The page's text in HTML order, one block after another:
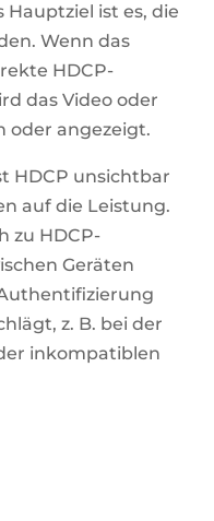
ist es, die
Wenn das
HDCP-
das Video oder
oder angezeigt.
HDCP unsichtbar
auf die Leistung.
zu HDCP-
Geräten
z. B. bei der
inkompatiblen